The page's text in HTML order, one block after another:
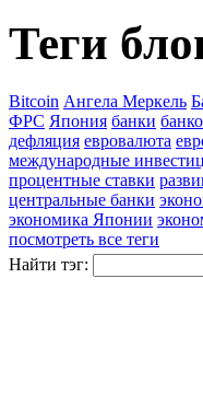
Теги
Bitcoin Ангела Меркель
ФРС Япония банки
дефляция евровалюта
международные
процентные ставки
центральные банки
экономика Японии
посмотреть все теги
Найти тэг: